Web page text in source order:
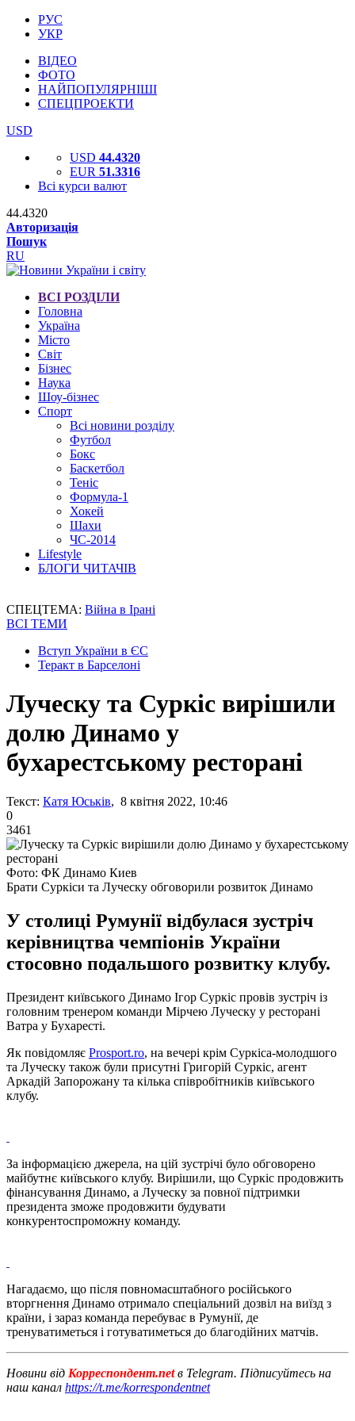
РУС
УКР
ВІДЕО
ФОТО
НАЙПОПУЛЯРНІШІ
СПЕЦПРОЕКТИ
USD
USD 44.4320
EUR 51.3316
Всі курси валют
44.4320
Авторизація
Пошук
RU
ВСІ РОЗДІЛИ
Головна
Україна
Місто
Світ
Бізнес
Наука
Шоу-бізнес
Спорт
Всі новини розділу
Футбол
Бокс
Баскетбол
Теніс
Формула-1
Хокей
Шахи
ЧС-2014
Lifestyle
БЛОГИ ЧИТАЧІВ
СПЕЦТЕМА: Війна в Ірані
ВСІ ТЕМИ
Вступ України в ЄС
Теракт в Барселоні
Луческу та Суркіс вирішили
долю Динамо у
бухарестському ресторані
Текст: Катя Юськів, 8 квітня 2022, 10:46
0
3461
Фото: ФК Динамо Киев
Брати Суркіси та Луческу обговорили розвиток Динамо
У столиці Румунії відбулася зустріч
керівництва чемпіонів України
стосовно подальшого розвитку клубу.
Президент київського Динамо Ігор Суркіс провів зустріч із
головним тренером команди Мірчею Луческу у ресторані
Ватра у Бухаресті.
Як повідомляє Prosport.ro, на вечері крім Суркіса-молодшого
та Луческу також були присутні Григорій Суркіс, агент
Аркадій Запорожану та кілька співробітників київського
клубу.
За інформацією джерела, на цій зустрічі було обговорено
майбутнє київського клубу. Вирішили, що Суркіс продовжить
фінансування Динамо, а Луческу за повної підтримки
президента зможе продовжити будувати
конкурентоспроможну команду.
Нагадаємо, що після повномасштабного російського
вторгнення Динамо отримало спеціальний дозвіл на виїзд з
країни, і зараз команда перебуває в Румунії, де
тренуватиметься і готуватиметься до благодійних матчів.
Новини від Корреспондент.netв Telegram. Підписуйтесь на
наш канал https://t.me/korrespondentnet